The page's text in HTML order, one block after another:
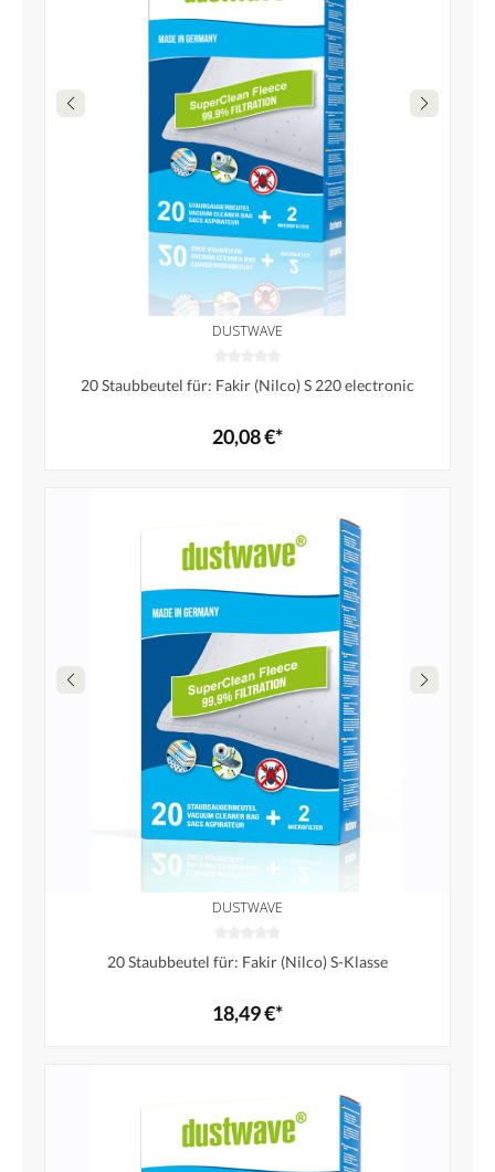
DUSTWAVE
20 Staubbeutel für: Fakir (Nilco) S 220 electronic
20,08 €*
DUSTWAVE
20 Staubbeutel für: Fakir (Nilco) S-Klasse
18,49 €*